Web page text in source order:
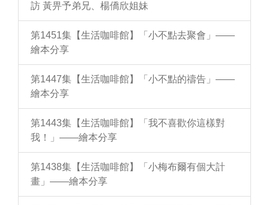
訪 黃畀予弟兄、楊僑欣姐妹
第1451集【生活咖啡館】「小不點去聚會」——
繪本分享
第1447集【生活咖啡館】「小不點的禱告」——
繪本分享
第1443集【生活咖啡館】「我不喜歡你這樣對
我！」——繪本分享
第1438集【生活咖啡館】「小梅布爾有個大計
畫」——繪本分享